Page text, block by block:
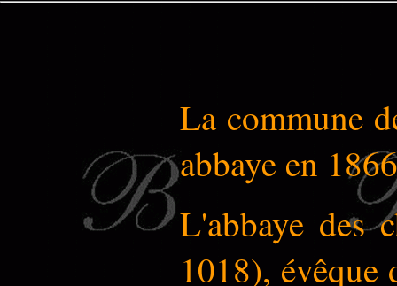
La commune
abbaye en
L'abbaye des
1018), évêque